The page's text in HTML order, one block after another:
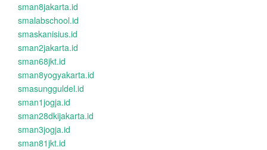
sman8jakarta.id
smalabschool.id
smaskanisius.id
sman2jakarta.id
sman68jkt.id
sman8yogyakarta.id
smasungguldel.id
sman1jogja.id
sman28dkijakarta.id
sman3jogja.id
sman81jkt.id